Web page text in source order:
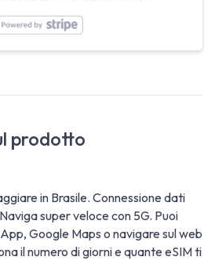
prodotto
in Brasile. Connessione dati
super veloce con 5G. Puoi
Google Maps o navigare sul web
il numero di giorni e quante eSIM ti